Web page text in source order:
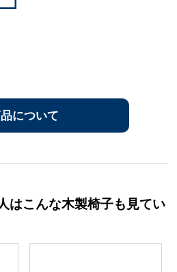
について
はこんな木製椅子も見てい